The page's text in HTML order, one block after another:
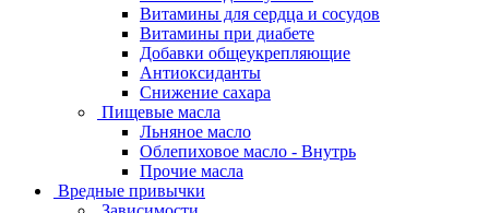
Витамины для сердца и сосудов
Витамины при диабете
Добавки общеукрепляющие
Антиоксиданты
Снижение сахара
Пищевые масла
Льняное масло
Облепиховое масло - Внутрь
Прочие масла
Вредные привычки